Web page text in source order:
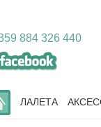
884 326 440
ЛАЛЕТА